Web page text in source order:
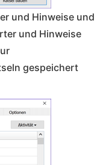
und Hinweise und
und Hinweise
gespeichert